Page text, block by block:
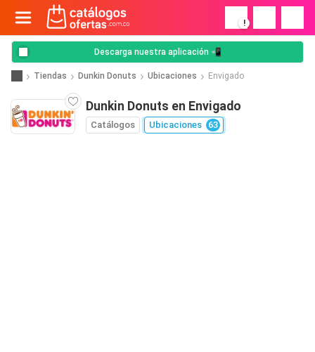
!
Descarga nuestra aplicación 📲
Tiendas Dunkin Donuts Ubicaciones Envigado
Dunkin Donuts en Envigado
Catálogos Ubicaciones 63